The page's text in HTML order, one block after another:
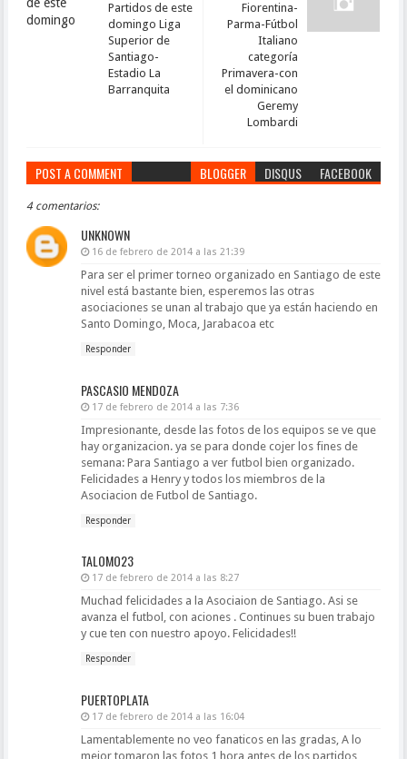
Fiorentina-
Parma-Fútbol
Italiano
categoría
Primavera-con
el dominicano
Geremy
Lombardi
Partidos de este
domingo Liga
Superior de
Santiago-
Estadio La
Barranquita
POST A COMMENT BLOGGER DISQUS FACEBOOK
4 comentarios:
UNKNOWN
16 de febrero de 2014 a las 21:39
Para ser el primer torneo organizado en Santiago de este
nivel está bastante bien, esperemos las otras
asociaciones se unan al trabajo que ya están haciendo en
Santo Domingo, Moca, Jarabacoa etc
Responder
PASCASIO MENDOZA
17 de febrero de 2014 a las 7:36
Impresionante, desde las fotos de los equipos se ve que
hay organizacion. ya se para donde cojer los fines de
semana: Para Santiago a ver futbol bien organizado.
Felicidades a Henry y todos los miembros de la
Asociacion de Futbol de Santiago.
Responder
TALOMO23
17 de febrero de 2014 a las 8:27
Muchad felicidades a la Asociaion de Santiago. Asi se
avanza el futbol, con aciones . Continues su buen trabajo
y cue ten con nuestro apoyo. Felicidades!!
Responder
PUERTOPLATA
17 de febrero de 2014 a las 16:04
Lamentablemente no veo fanaticos en las gradas, A lo
mejor tomaron las fotos 1 hora antes de los partidos